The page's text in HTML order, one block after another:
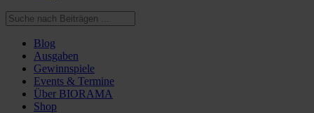
Blog
Ausgaben
Gewinnspiele
Events & Termine
Über BIORAMA
Shop